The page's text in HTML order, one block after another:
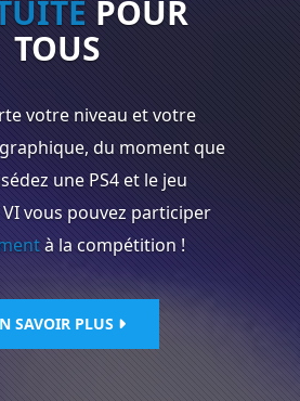
POUR
TOUS
votre niveau et votre
du moment que
une PS4 et le jeu
vous pouvez participer
à la compétition !
SAVOIR PLUS